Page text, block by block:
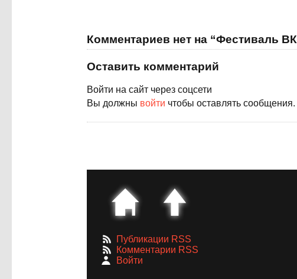
Комментариев нет на “Фестиваль
Оставить комментарий
Войти на сайт через соцсети
Вы должны войти чтобы оставлять сообщения.
Публикации RSS
Комментарии RSS
Войти